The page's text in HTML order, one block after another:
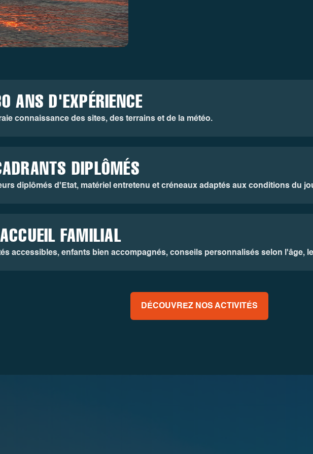
ANS D'EXPÉRIENCE
connaissance des sites, des terrains et de la météo.
DIPLÔMÉS
diplômés d'Etat, matériel entretenu et créneaux adaptés aux conditions du
FAMILIAL
accessibles, enfants bien accompagnés, conseils personnalisés selon l'âge,
DÉCOUVREZ NOS ACTIVITÉS